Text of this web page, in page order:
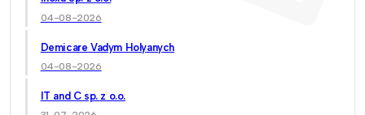
04-08-2026
Demicare Vadym Holyanych
04-08-2026
IT and C sp. z o.o.